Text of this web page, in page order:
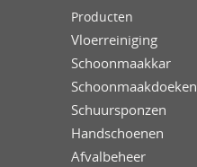
Producten
Vloerreiniging
Schoonmaakkar
Schoonmaakdoeken
Schuursponzen
Handschoenen
Afvalbeheer